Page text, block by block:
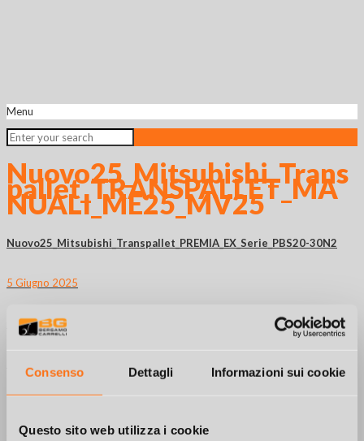
Consenso Dettagli Informazioni sui cookie
Questo sito web utilizza i cookie
Menu
Nuovo25_Mitsubishi_Trans
pallet_TRANSPALLET_MA
NUALI_ME25_MV25
Nuovo25_Mitsubishi_Transpallet_PREMIA_EX_Serie_PBS20-30N2
5 Giugno 2025
Nuovo25_Mitsubishi_Trilaterali_ELEVIA_Serie_VNT11-20_XL